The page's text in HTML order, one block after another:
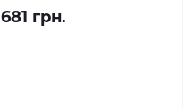
681 грн.